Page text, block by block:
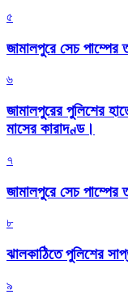
৫
জামালপুরে সেচ পাম্পের
৬
জামালপুরের পুলিশের
মাসের কারাদণ্ড।
৭
জামালপুরে সেচ পাম্পের
৮
‎ঝালকাঠিতে পুলিশের
৯